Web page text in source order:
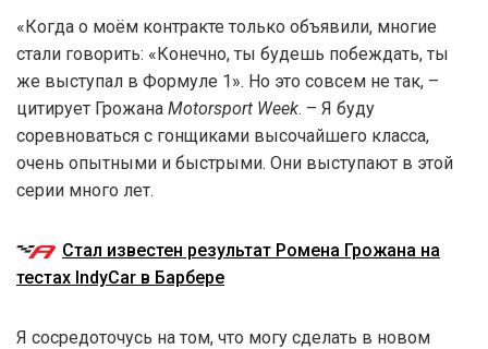
«Когда о моём контракте только объявили, многие
стали говорить: «Конечно, ты будешь побеждать, ты
же выступал в Формуле 1». Но это совсем не так, –
цитирует Грожана Motorsport Week. – Я буду
соревноваться с гонщиками высочайшего класса,
очень опытными и быстрыми. Они выступают в этой
серии много лет.
Стал известен результат Ромена Грожана на
тестах IndyCar в Барбере
Я сосредоточусь на том, что могу сделать в новом